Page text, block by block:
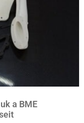
a BME